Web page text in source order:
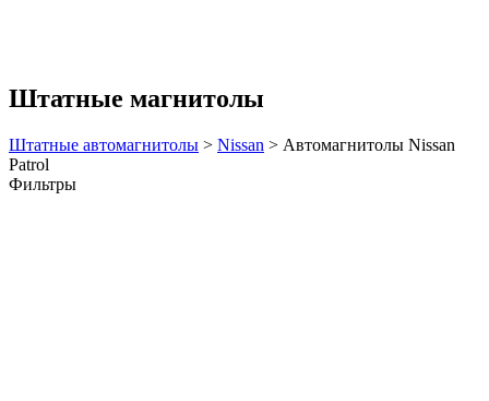
Штатные магнитолы
Штатные автомагнитолы > Nissan > Автомагнитолы Nissan
Patrol
Фильтры